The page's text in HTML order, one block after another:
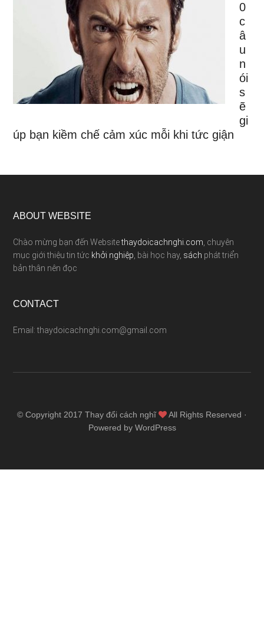
0
c
â
u
n
ói
s
ẽ
gi
úp bạn kiềm chế cảm xúc mỗi khi tức giận
ABOUT WEBSITE
Chào mừng bạn đến Websitethaydoicachnghi.com , chuyên
mục giới thiệu tin tức khởi nghiệp , bài học hay, sách phát triển
bản thân nên đọc
CONTACT
Email: thaydoicachnghi.com@gmail.com
© Copyright 2017 Thay đổi cách nghĩ
All Rights Reserved ·
Powered by WordPress